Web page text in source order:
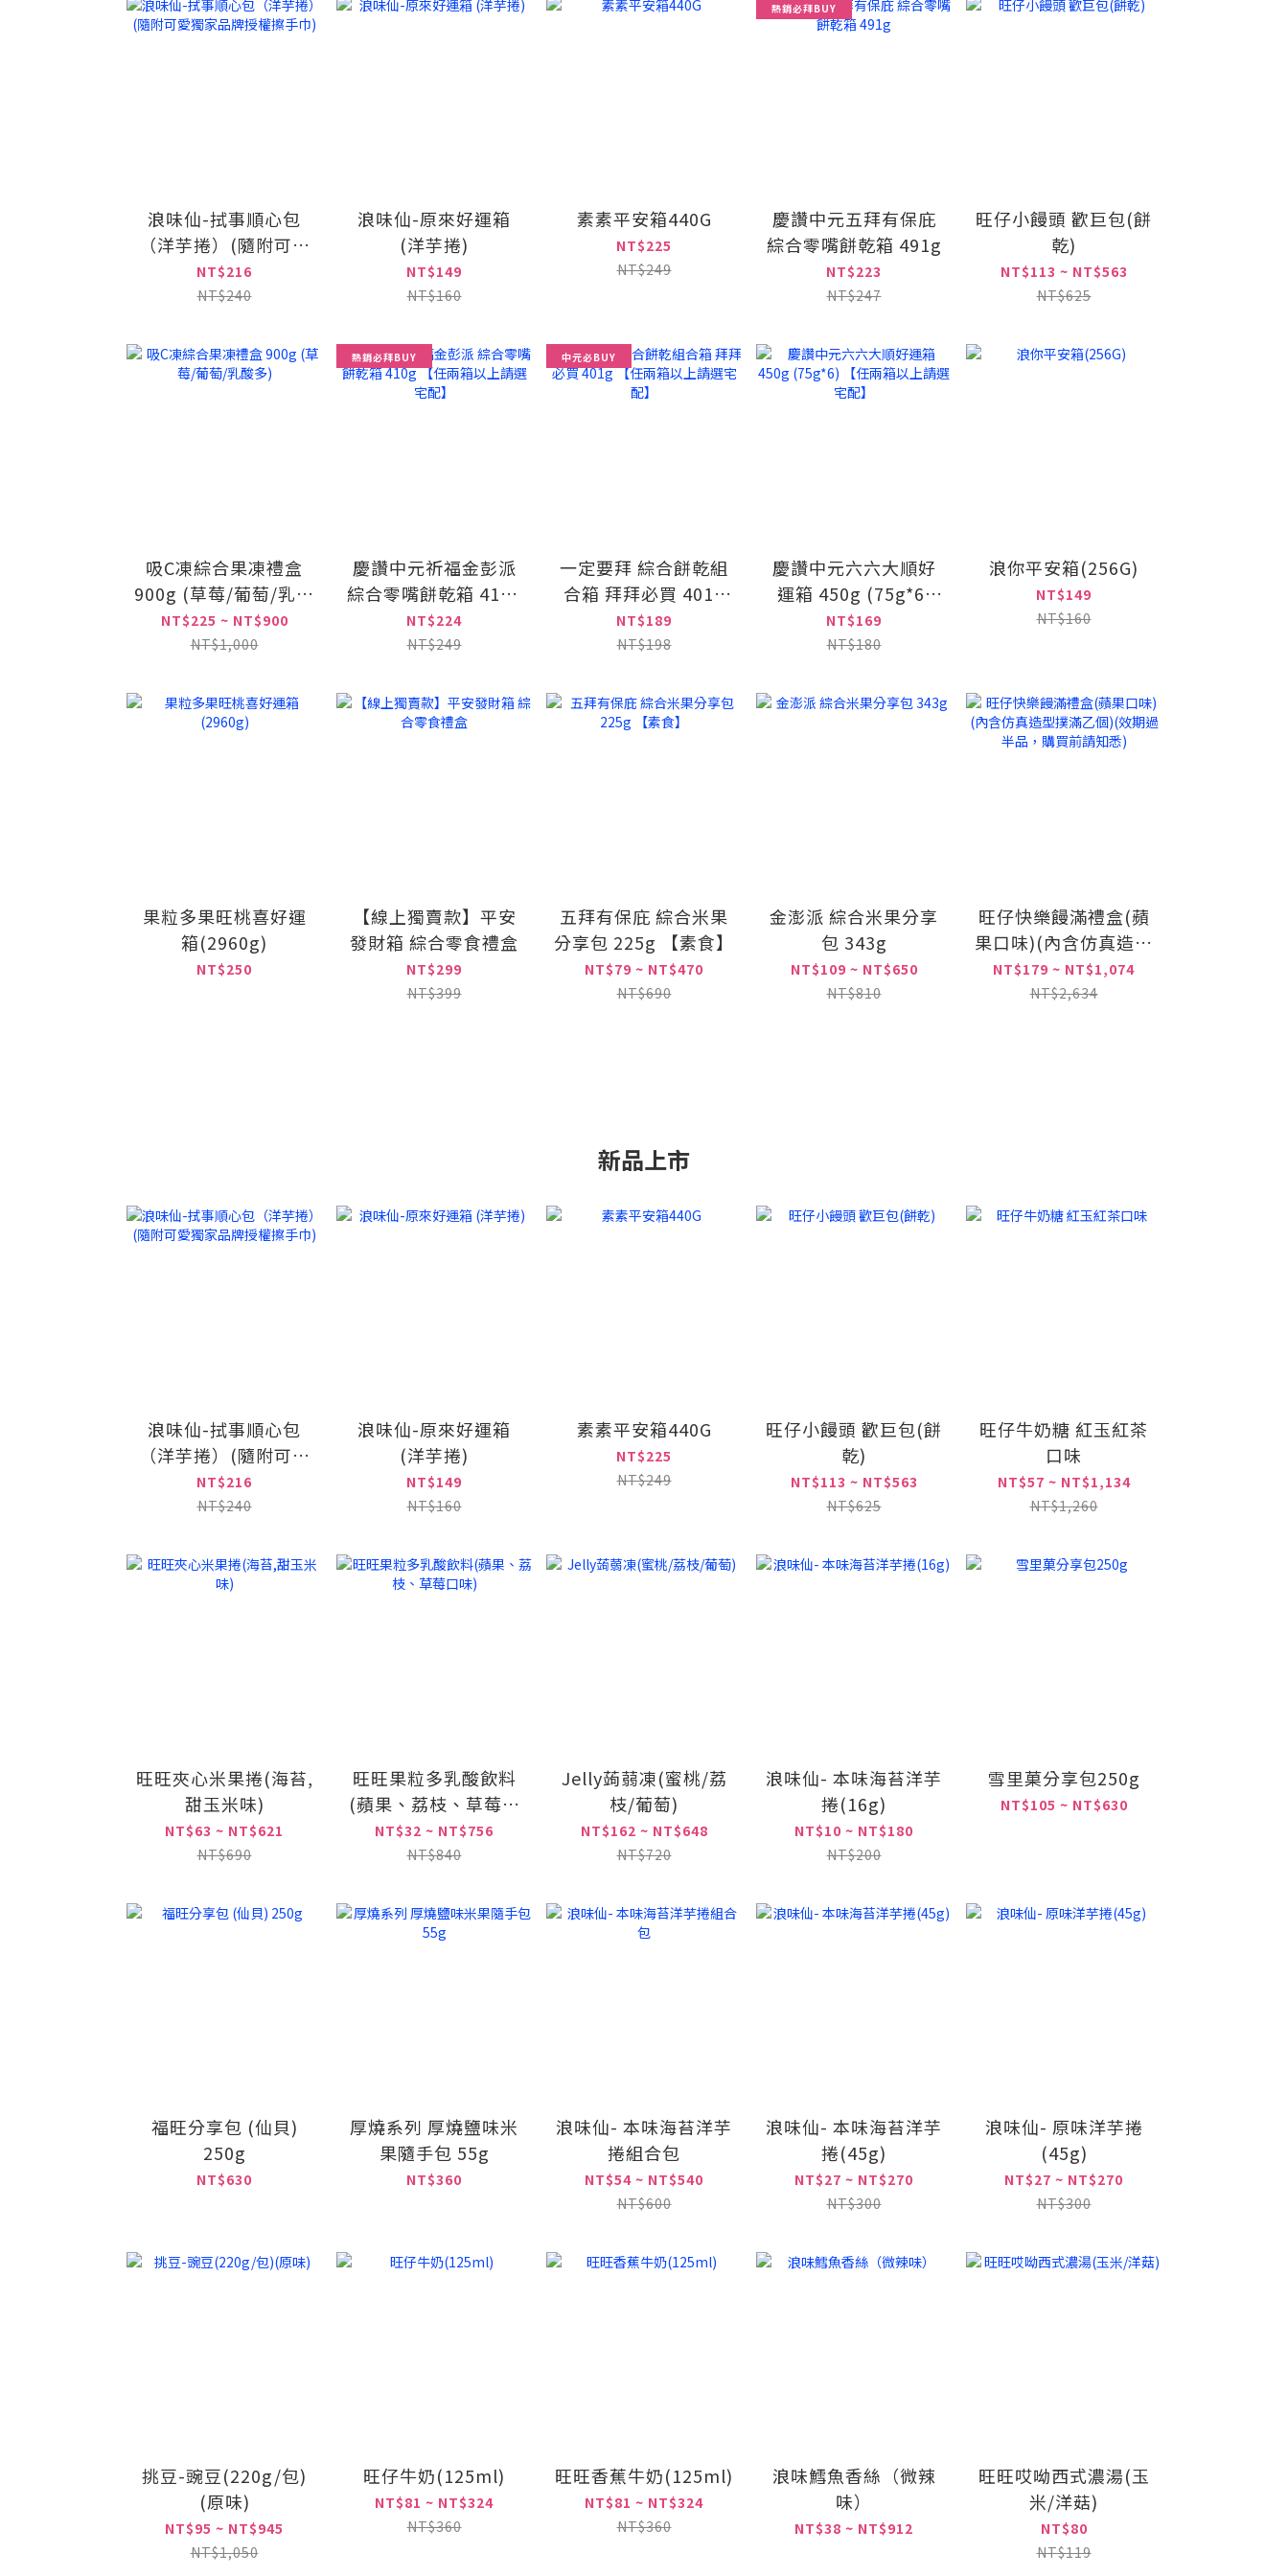
浪味仙-拭事順心包
（洋芋捲）(隨附可愛
獨家品牌授權擦手巾)
NT$216
NT$240
浪味仙-原來好運箱
(洋芋捲)
NT$149
NT$160
素素平安箱440G
NT$225
NT$249
熱銷必拜BUY
慶讚中元五拜有保庇
綜合零嘴餅乾箱 491g
NT$223
NT$247
旺仔小饅頭 歡巨包(餅
乾)
NT$113 ~ NT$563
NT$625
吸C凍綜合果凍禮盒
900g (草莓/葡萄/乳酸
多)
NT$225 ~ NT$900
NT$1,000
熱銷必拜BUY
慶讚中元祈福金彭派
綜合零嘴餅乾箱 410g
【任兩箱以上請選宅
配】
NT$224
NT$249
中元必BUY
一定要拜 綜合餅乾組
合箱 拜拜必買 401g
【任兩箱以上請選宅
配】
NT$189
NT$198
慶讚中元六六大順好
運箱 450g (75g*6)
【任兩箱以上請選宅
配】
NT$169
NT$180
浪你平安箱(256G)
NT$149
NT$160
果粒多果旺桃喜好運
箱(2960g)
NT$250
【線上獨賣款】平安
發財箱 綜合零食禮盒
NT$299
NT$399
五拜有保庇 綜合米果
分享包 225g 【素食】
NT$79 ~ NT$470
NT$690
金澎派 綜合米果分享
包 343g
NT$109 ~ NT$650
NT$810
旺仔快樂饅滿禮盒(蘋
果口味)(內含仿真造型
撲滿乙個)(效期過半
品，購買前請知悉)
NT$179 ~ NT$1,074
NT$2,634
新品上市
浪味仙-拭事順心包
（洋芋捲）(隨附可愛
獨家品牌授權擦手巾)
NT$216
NT$240
浪味仙-原來好運箱
(洋芋捲)
NT$149
NT$160
素素平安箱440G
NT$225
NT$249
旺仔小饅頭 歡巨包(餅
乾)
NT$113 ~ NT$563
NT$625
旺仔牛奶糖 紅玉紅茶
口味
NT$57 ~ NT$1,134
NT$1,260
旺旺夾心米果捲(海苔,
甜玉米味)
NT$63 ~ NT$621
NT$690
旺旺果粒多乳酸飲料
(蘋果、荔枝、草莓口
味)
NT$32 ~ NT$756
NT$840
Jelly蒟蒻凍(蜜桃/荔
枝/葡萄)
NT$162 ~ NT$648
NT$720
浪味仙- 本味海苔洋芋
捲(16g)
NT$10 ~ NT$180
NT$200
雪里菓分享包250g
NT$105 ~ NT$630
福旺分享包 (仙貝)
250g
NT$630
厚燒系列 厚燒鹽味米
果隨手包 55g
NT$360
浪味仙- 本味海苔洋芋
捲組合包
NT$54 ~ NT$540
NT$600
浪味仙- 本味海苔洋芋
捲(45g)
NT$27 ~ NT$270
NT$300
浪味仙- 原味洋芋捲
(45g)
NT$27 ~ NT$270
NT$300
挑豆-豌豆(220g/包)
(原味)
NT$95 ~ NT$945
NT$1,050
旺仔牛奶(125ml)
NT$81 ~ NT$324
NT$360
旺旺香蕉牛奶(125ml)
NT$81 ~ NT$324
NT$360
浪味鱈魚香絲（微辣
味）
NT$38 ~ NT$912
旺旺哎呦西式濃湯(玉
米/洋菇)
NT$80
NT$119